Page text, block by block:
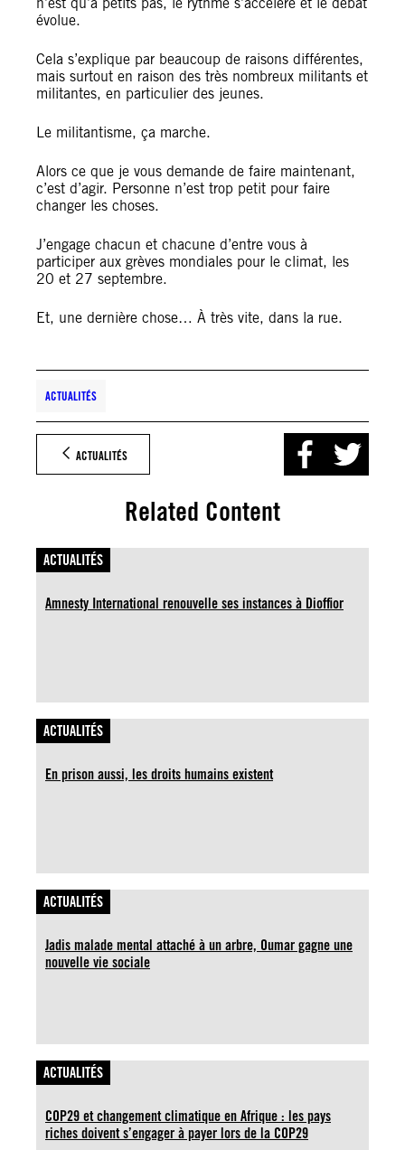
évolue.
Cela s’explique par beaucoup de raisons différentes,
mais surtout en raison des très nombreux militants et
militantes, en particulier des jeunes.
Le militantisme, ça marche.
Alors ce que je vous demande de faire maintenant,
c’est d’agir. Personne n’est trop petit pour faire
changer les choses.
J’engage chacun et chacune d’entre vous à
participer aux grèves mondiales pour le climat, les
20 et 27 septembre.
Et, une dernière chose… À très vite, dans la rue.
ACTUALITÉS
ACTUALITÉS
Related Content
ACTUALITÉS
Amnesty International renouvelle ses instances à Dioffior
ACTUALITÉS
En prison aussi, les droits humains existent
ACTUALITÉS
Jadis malade mental attaché à un arbre, Oumar gagne une
nouvelle vie sociale
ACTUALITÉS
COP29 et changement climatique en Afrique : les pays
riches doivent s’engager à payer lors de la COP29